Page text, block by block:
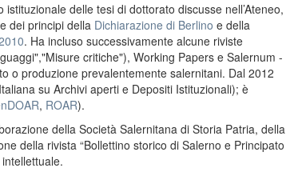
delle tesi di dottorato discusse nell’Ateneo,
dei principi della Dichiarazione di Berlino e della
. Ha incluso successivamente alcune riviste
critiche"), Working Papers e Salernum -
o produzione prevalentemente salernitani. Dal 2012
su Archivi aperti e Depositi Istituzionali); è
, ROAR).
della Società Salernitana di Storia Patria, della
della rivista “Bollettino storico di Salerno e Principato